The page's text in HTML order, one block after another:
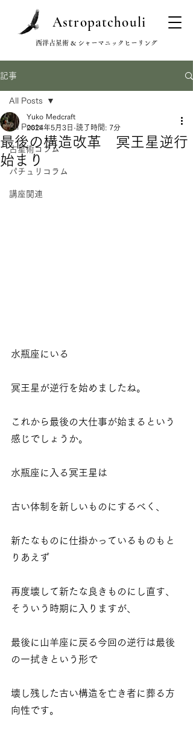
Astropatchouli
西洋占星術 & シャーマニックヒーリング
記事
All Posts
占星術コラム
パチュリコラム
講座関連
All Posts
最後の構造改革 冥王星逆行
始まり
Yuko Medcraft
2024年5月3日 読了時間: 7分
水瓶座にいる
冥王星が逆行を始めましたね。
これから最後の大仕事が始まるという
感じでしょうか。
水瓶座に入る冥王星は
古い体制を新しいものにするべく、
新たなものに仕掛かっているものもと
りあえず
再度壊して新たな良きものにし直す、
そういう時期に入りますが、
最後に山羊座に戻る今回の逆行は最後
の一拭きという形で
壊し残した古い構造を亡き者に葬る方
向性です。